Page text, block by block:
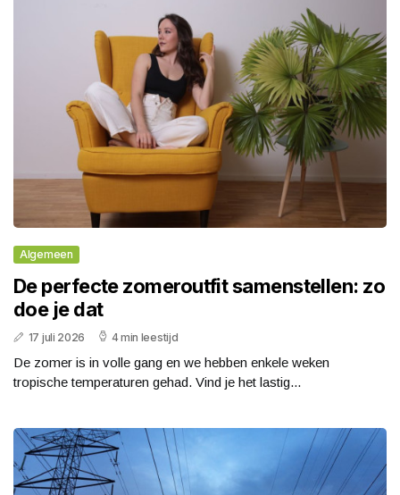
Algemeen
De perfecte zomeroutfit samenstellen: zo
doe je dat
17 juli 2026 4 min leestijd
De zomer is in volle gang en we hebben enkele weken
tropische temperaturen gehad. Vind je het lastig...